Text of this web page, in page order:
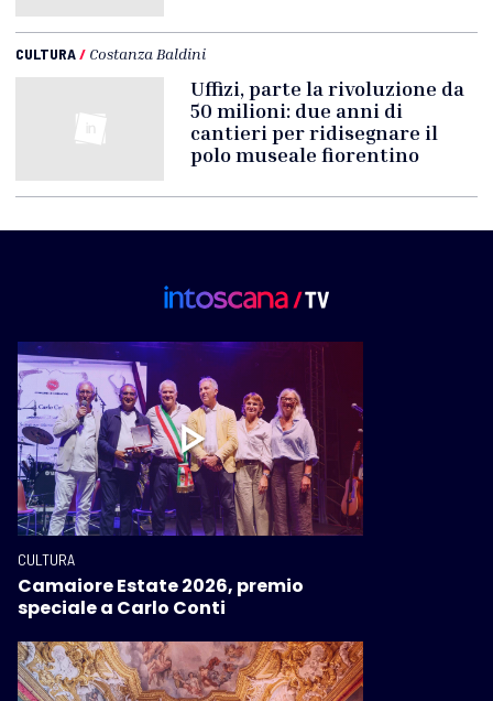
CULTURA/ Costanza Baldini
Uffizi, parte la rivoluzione da
50 milioni: due anni di
cantieri per ridisegnare il
polo museale fiorentino
CULTURA
Camaiore Estate 2026, premio
speciale a Carlo Conti